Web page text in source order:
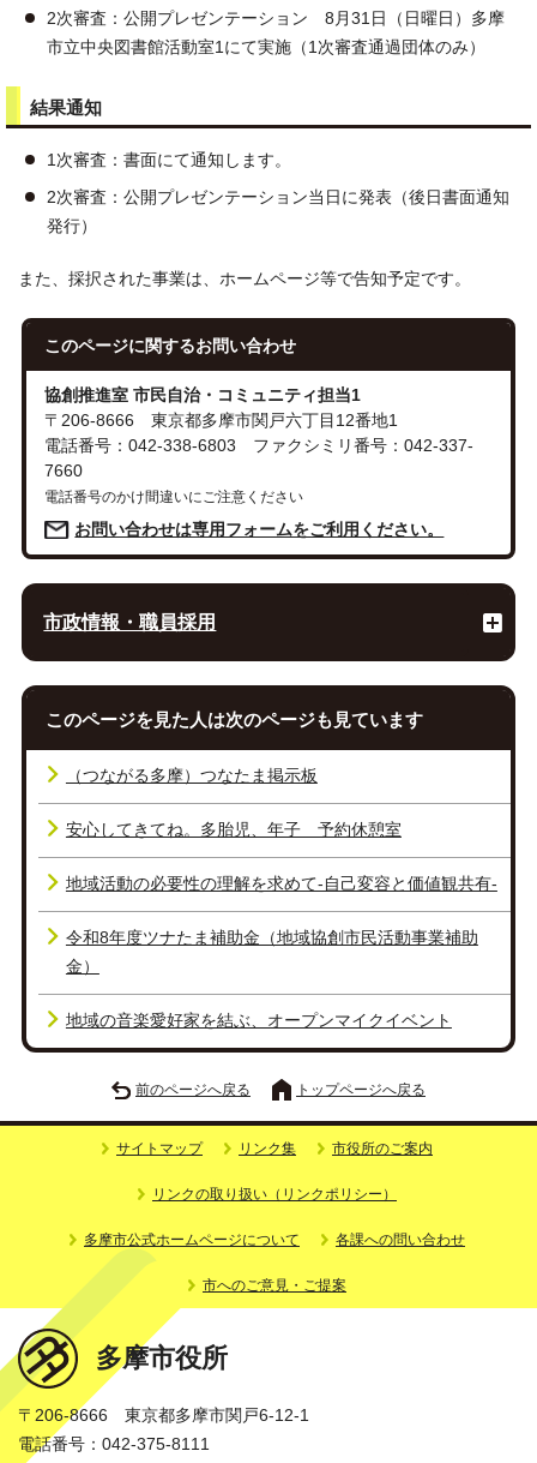
2次審査：公開プレゼンテーション 8月31日（日曜日）多摩
市立中央図書館活動室1にて実施（1次審査通過団体のみ）
結果通知
1次審査：書面にて通知します。
2次審査：公開プレゼンテーション当日に発表（後日書面通知
発行）
また、採択された事業は、ホームページ等で告知予定です。
このページに関するお問い合わせ
協創推進室 市民自治・コミュニティ担当1
〒206-8666 東京都多摩市関戸六丁目12番地1
電話番号：042-338-6803 ファクシミリ番号：042-337-
7660
電話番号のかけ間違いにご注意ください
お問い合わせは専用フォームをご利用ください。
市政情報・職員採用
このページを見た人は次のページも見ています
（つながる多摩）つなたま掲示板
安心してきてね。多胎児、年子 予約休憩室
地域活動の必要性の理解を求めて‐自己変容と価値観共有‐
令和8年度ツナたま補助金（地域協創市民活動事業補助
金）
地域の音楽愛好家を結ぶ、オープンマイクイベント
前のページへ戻る トップページへ戻る
サイトマップ リンク集 市役所のご案内
リンクの取り扱い（リンクポリシー）
多摩市公式ホームページについて 各課への問い合わせ
市へのご意見・ご提案
多摩市役所
〒206-8666 東京都多摩市関戸6-12-1
電話番号：042-375-8111